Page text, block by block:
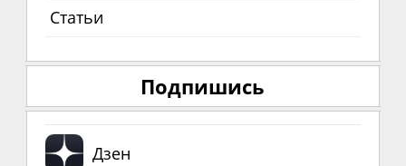
Статьи
Подпишись
Дзен